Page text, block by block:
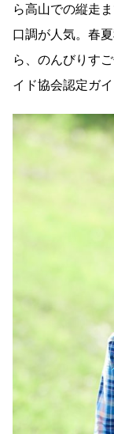
ら高山での縦走
口調が人気。春
ら、のんびりす
イド協会認定ガ